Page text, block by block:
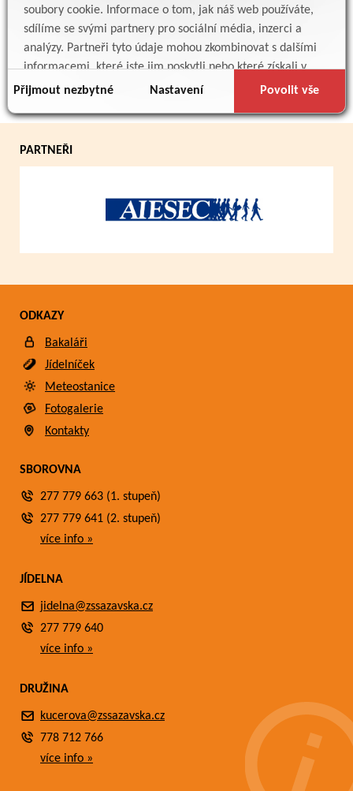
soubory cookie. Informace o tom, jak náš web používáte,
sdílíme se svými partnery pro sociální média, inzerci a
analýzy. Partneři tyto údaje mohou zkombinovat s dalšími
informacemi, které jste jim poskytli nebo které získali v
důsledku toho, že používáte jejich služby.
Přijmout nezbytné Nastavení Povolit vše
Zpět
PARTNEŘI
ODKAZY
Bakaláři
Jídelníček
Meteostanice
Fotogalerie
Kontakty
SBOROVNA
277 779 663 (1. stupeň)
277 779 641 (2. stupeň)
více info »
JÍDELNA
jidelna@zssazavska.cz
277 779 640
více info »
DRUŽINA
kucerova@zssazavska.cz
778 712 766
více info »